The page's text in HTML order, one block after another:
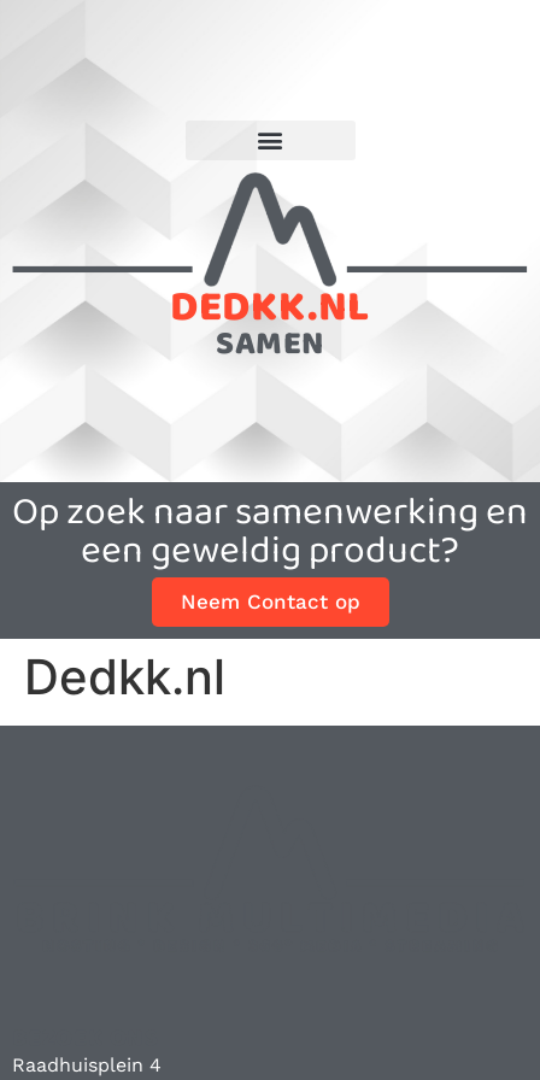
DEDKK.NL
SAMEN
Op zoek naar samenwerking en
een geweldig product?
Neem Contact op
Dedkk.nl
Raadhuisplein 4